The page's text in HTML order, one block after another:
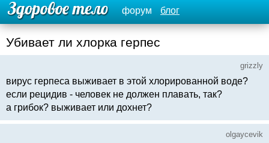
форум блог
Убивает ли хлорка герпес
grizzly
вирус герпеса выживает в этой хлорированной воде?
если рецидив - человек не должен плавать, так?
а грибок? выживает или дохнет?
olgaycevik